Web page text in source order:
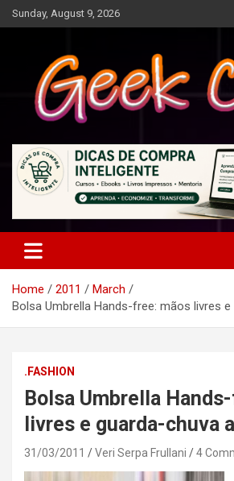
Skip
to
Sunday, August 9, 2026
Geek Chic
Home 2011
March
Bolsa Umbrella Hands-free: mãos livres
.FASHION
Bolsa Umbrella
livres e guarda-chuva
31/03/2011 Veri Serpa Frullani 4